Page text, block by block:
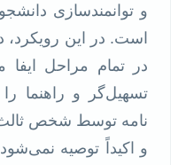
و توانمندسازی
است. در این
در تمام مراحل
تسهیل‌گر و راهنما را
نامه توسط شخص
و اکیداً توصیه